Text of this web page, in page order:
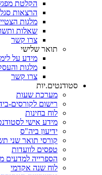
הקלטת מפגש
הרצאות
מלגות
שאלות
צרו קשר
תואר שלישי
מידע על
מלגות
צרו קשר
סטודנטים.יות
מערכת שעות
רישום לקורסים-
לוח בחינות
מידע אישי
ידיעון ביה"ס
קורסי תואר שני
טפסים לוועדות
הספרייה למדעים
לוח שנה אקדמי